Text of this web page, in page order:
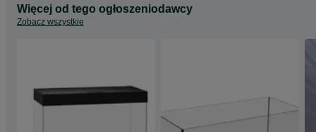
Więcej od tego ogłoszeniodawcy
Zobacz wszystkie